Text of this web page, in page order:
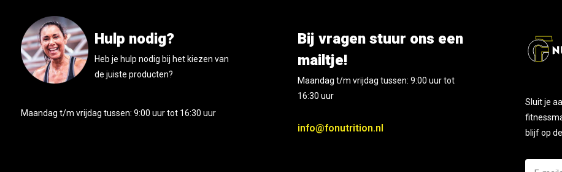
Hulp nodig?
Heb je hulp nodig bij het kiezen van
de juiste producten?
Maandag t/m vrijdag tussen: 9:00 uur tot 16:30 uur
Bij vragen stuur ons een
mailtje!
Maandag t/m vrijdag tussen: 9:00 uur tot
16:30 uur
info@fonutrition.nl
Sluit je
blijf op